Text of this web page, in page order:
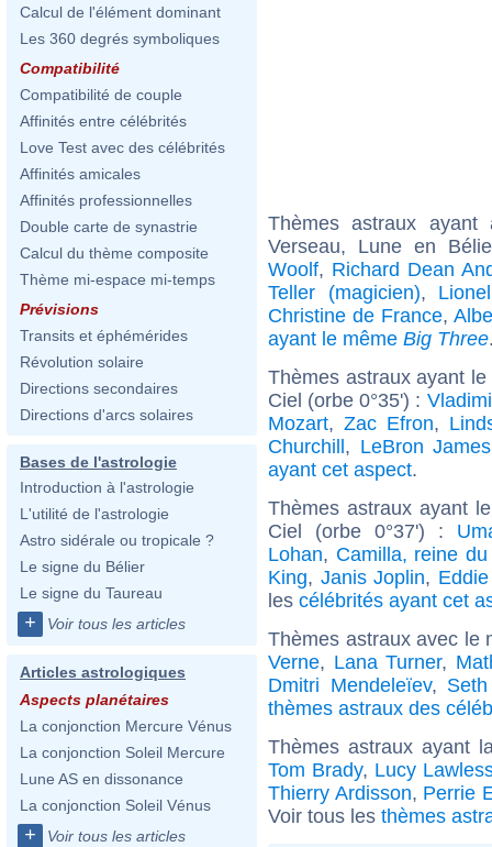
Calcul de l'élément dominant
Les 360 degrés symboliques
Compatibilité
Compatibilité de couple
Affinités entre célébrités
Love Test avec des célébrités
Affinités amicales
Affinités professionnelles
Double carte de synastrie
Calcul du thème composite
Thème mi-espace mi-temps
Prévisions
Transits et éphémérides
Révolution solaire
Directions secondaires
Directions d'arcs solaires
Bases de l'astrologie
Introduction à l'astrologie
L'utilité de l'astrologie
Astro sidérale ou tropicale ?
Le signe du Bélier
Le signe du Taureau
+ Voir tous les articles
Articles astrologiques
Aspects planétaires
La conjonction Mercure Vénus
La conjonction Soleil Mercure
Lune AS en dissonance
La conjonction Soleil Vénus
+ Voir tous les articles
Thèmes astraux
Verseau, Lune en
Woolf, Richard Dean
Teller (magicien),
Christine de France,
ayant le même Big Three
Thèmes astraux ayant
Ciel (orbe 0°35') :
Mozart,Zac Efron,
Churchill, LeBron James
ayant cet aspect.
Thèmes astraux ayant
Ciel (orbe 0°37') :
Lohan, Camilla, reine
King, Janis Joplin,
les célébrités ayant cet
Thèmes astraux avec le
Verne, Lana Turner,
Dmitri Mendeleïev,
thèmes astraux des
Thèmes astraux ayant
Tom Brady, Lucy
Thierry Ardisson, Perrie
Voir tous les thèmes